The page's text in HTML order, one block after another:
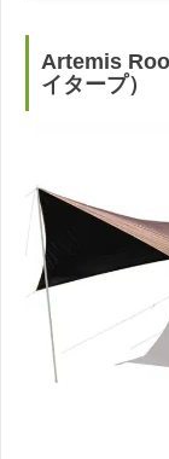
Artemis
イタープ）